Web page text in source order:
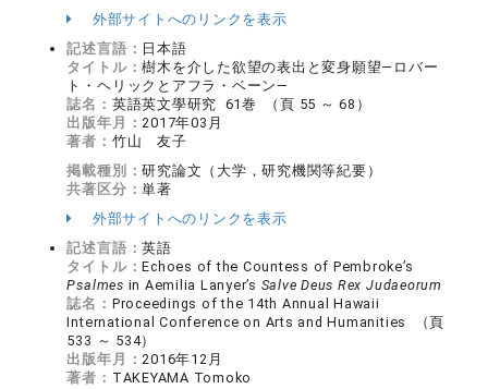
外部サイトへのリンクを表示
記述言語： 日本語
タイトル：樹木を介した欲望の表出と変身願望―ロバー
ト・ヘリックとアフラ・ベーン―
誌名： 英語英文學研究 61巻 （頁 55 ～ 68）
出版年月：2017年03月
著者： 竹山 友子
掲載種別：研究論文（大学，研究機関等紀要）
共著区分：単著
外部サイトへのリンクを表示
記述言語：英語
タイトル：Echoes of the Countess of Pembroke’s
Psalmes in Aemilia Lanyer’s Salve Deus Rex Judaeorum
誌名： Proceedings of the 14th Annual Hawaii
International Conference on Arts and Humanities （頁
533 ～ 534）
出版年月：2016年12月
著者： TAKEYAMA Tomoko